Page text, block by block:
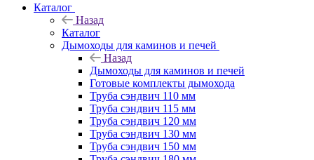
Каталог
Назад
Каталог
Дымоходы для каминов и печей
Назад
Дымоходы для каминов и печей
Готовые комплекты дымохода
Труба сэндвич 110 мм
Труба сэндвич 115 мм
Труба сэндвич 120 мм
Труба сэндвич 130 мм
Труба сэндвич 150 мм